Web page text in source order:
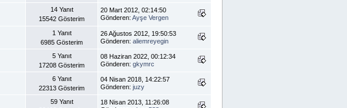
14 Yanıt
15542 Gösterim
20 Mart 2012, 02:14:50
Gönderen: Ayşe Vergen
1 Yanıt
6985 Gösterim
26 Ağustos 2012, 19:50:53
Gönderen: aliemreyegin
5 Yanıt
17208 Gösterim
08 Haziran 2022, 00:12:34
Gönderen: gkymrc
6 Yanıt
22313 Gösterim
04 Nisan 2018, 14:22:57
Gönderen: juzy
59 Yanıt
18 Nisan 2013, 11:26:08